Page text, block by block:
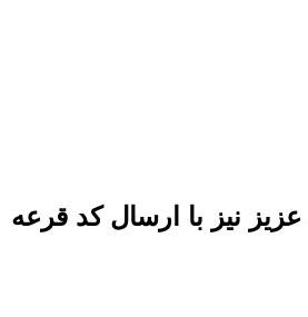
نیز با ارسال کد قرعه